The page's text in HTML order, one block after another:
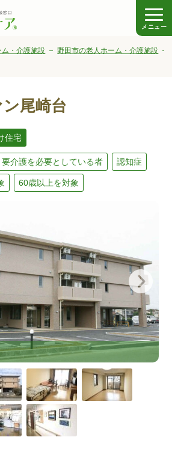
メニュー
・介護施設 野田市の老人ホーム・介護施設
尾崎台
住宅
要介護を必要としている者 認知症
60歳以上を対象